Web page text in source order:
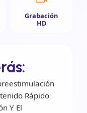
Grabación
HD
Rápido
Y El